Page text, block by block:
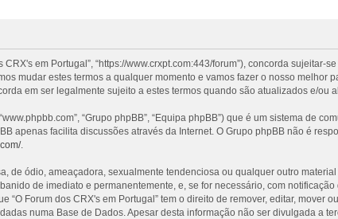
CRX's em Portugal”, “https://www.crxpt.com:443/forum”), concorda
mudar estes termos a qualquer momento e vamos fazer o nosso
em ser legalmente sujeito a estes termos quando são atualizados e/ou
“Grupo phpBB”, “Equipa phpBB”) que é um sistema de
apenas facilita discussões através da Internet. O Grupo phpBB não é
.
ódio, ameaçadora, sexualmente tendenciosa ou qualquer outro
de imediato e permanentemente, e, se for necessário, com
Forum dos CRX's em Portugal” tem o direito de remover, editar, mover
numa Base de Dados. Apesar desta informação não ser divulgada a